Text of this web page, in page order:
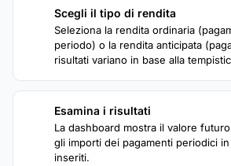
Scegli il tipo di rendita
Seleziona la rendita ordinaria
periodo) o la rendita anticipata
risultati variano in base alla
Esamina i risultati
La dashboard mostra il valore
gli importi dei pagamenti periodici
inseriti.